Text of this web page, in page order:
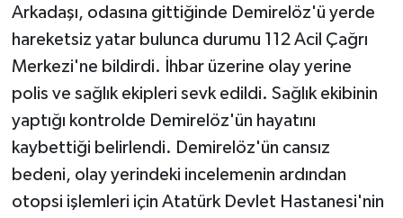
Arkadaşı, odasına gittiğinde Demirelöz'ü yerde
hareketsiz yatar bulunca durumu 112 Acil Çağrı
Merkezi'ne bildirdi. İhbar üzerine olay yerine
polis ve sağlık ekipleri sevk edildi. Sağlık ekibinin
yaptığı kontrolde Demirelöz'ün hayatını
kaybettiği belirlendi. Demirelöz'ün cansız
bedeni, olay yerindeki incelemenin ardından
otopsi işlemleri için Atatürk Devlet Hastanesi'nin